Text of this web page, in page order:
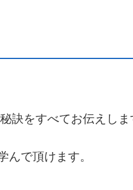
訣をすべてお伝えし
で頂けます。